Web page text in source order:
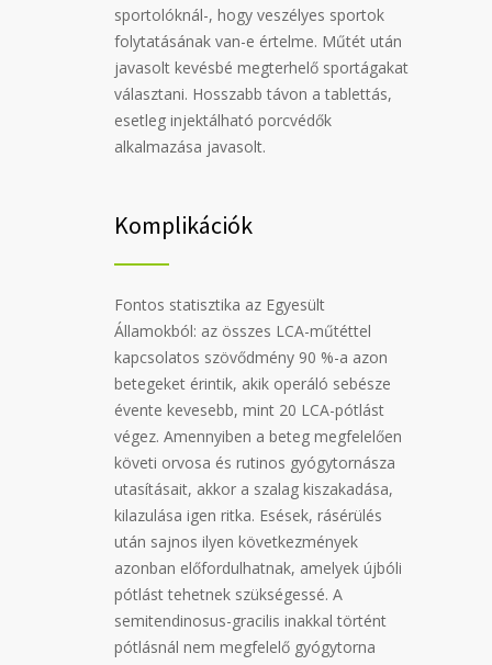
sportolóknál-, hogy veszélyes sportok
folytatásának van-e értelme. Műtét után
javasolt kevésbé megterhelő sportágakat
választani. Hosszabb távon a tablettás,
esetleg injektálható porcvédők
alkalmazása javasolt.
Komplikációk
Fontos statisztika az Egyesült
Államokból: az összes LCA-műtéttel
kapcsolatos szövődmény 90 %-a azon
betegeket érintik, akik operáló sebésze
évente kevesebb, mint 20 LCA-pótlást
végez. Amennyiben a beteg megfelelően
követi orvosa és rutinos gyógytornásza
utasításait, akkor a szalag kiszakadása,
kilazulása igen ritka. Esések, rásérülés
után sajnos ilyen következmények
azonban előfordulhatnak, amelyek újbóli
pótlást tehetnek szükségessé. A
semitendinosus-gracilis inakkal történt
pótlásnál nem megfelelő gyógytorna